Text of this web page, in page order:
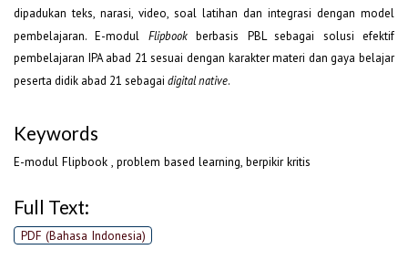
dipadukan teks, narasi, video, soal latihan dan integrasi dengan model
pembelajaran. E-modul Flipbookberbasis PBL sebagai solusi efektif
pembelajaran IPA abad 21 sesuai dengan karakter materi dan gaya belajar
peserta didik abad 21 sebagai digital native.
Keywords
E-modul Flipbook , problem based learning, berpikir kritis
Full Text:
PDF (Bahasa Indonesia)